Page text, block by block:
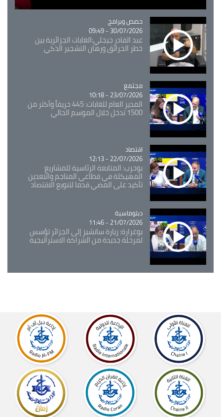
Catégorie
حصص وبرامج
30/07/2026 - 09:49
عبد القادر جيجلي:الغابات الجزائرية بين
خطر الحرائق ورهان التشجير الذكي
Catégorie
مجتمع
23/07/2026 - 10:18
المدير العام للغابات: 445 حريقاً وأكثر من
1500 تدخل خلال الموسم الحالي
Catégorie
اقتصاد
22/07/2026 - 12:13
بوحرب: المتابعة الرئاسية للمشاريع
المهيكلة في قطاعي المناجم والتعدين
تأكيد على المضي قدما لتنويع الاقتصاد
Catégorie
دبلوماسية
21/07/2026 - 11:46
بوغرارة: زيارة سانشيز إلى الجزائر تؤسس
لمرحلة جديدة من الشراكة الاستراتيجية